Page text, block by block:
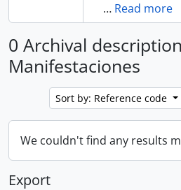
… Read more
0 Archival
Manifestaciones
Sort by: Reference code
We couldn't find any results
Export